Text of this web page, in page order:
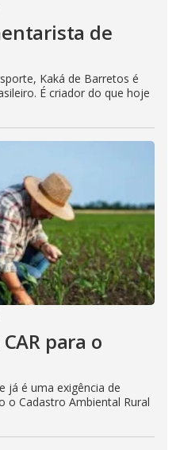
de
Kaká de Barretos é
É criador do que hoje
para o
já é uma exigência de
Cadastro Ambiental Rural